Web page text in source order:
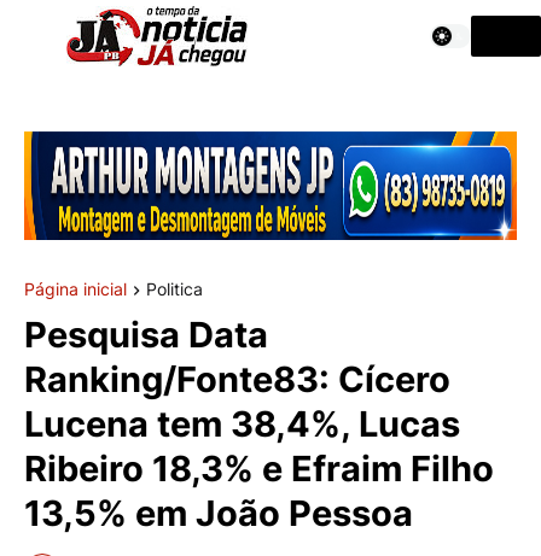
Página inicial Politica
Pesquisa Data
Ranking/Fonte83: Cícero
Lucena tem 38,4%, Lucas
Ribeiro 18,3% e Efraim Filho
13,5% em João Pessoa